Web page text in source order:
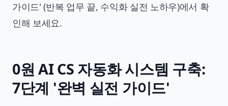
가이드' (반복 업무 끝, 수익화 실전 노하우)에서 확
인해 보세요.
0원 AI CS 자동화 시스템 구축:
7단계 '완벽 실전 가이드'